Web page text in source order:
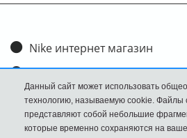
Nike интернет магазин
Доставка и оплата
Обмен и возврат
Размеры
Данный сайт может использовать
технологию, называемую cookie. Файлы
представляют собой небольшие
которые временно сохраняются на